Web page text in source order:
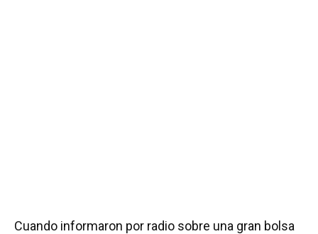
Cuando informaron por radio sobre una gran bolsa